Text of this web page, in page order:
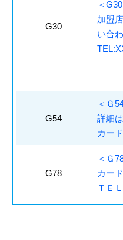
G30
＜G30
加盟
い合
G54
＜Ｇ
詳細
カー
G78
＜Ｇ
カー
ＴＥ